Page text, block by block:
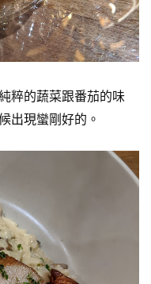
粹的蔬菜跟番茄的味
出現蠻剛好的。